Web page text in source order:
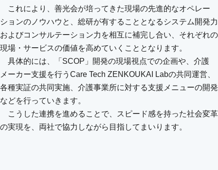
これにより、善光会が培ってきた現場の先進的なオペレー
ションのノウハウと、総研が有することとなるシステム開発力
およびコンサルテーション力を相互に補完し合い、それぞれの
現場・サービスの価値を高めていくこととなります。
具体的には、「SCOP」開発の現場視点での企画や、介護
メーカー支援を行うCare Tech ZENKOUKAI Labの共同運営、
各種実証の共同実施、介護事業所に対する支援メニューの開発
などを行っていきます。
こうした連携を進めることで、スピード感を持った社会変革
の実現を、両社で協力しながら目指してまいります。